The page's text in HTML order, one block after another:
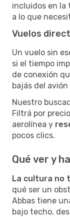
incluidos en la
a lo que
Vuelos
Un vuelo sin
si el tiempo
de conexión
bajás del
Nuestro
Filtrá por
aerolínea y
pocos clics.
Qué ver y
La cultura no
qué ser un
Abbas tiene
bajo techo,